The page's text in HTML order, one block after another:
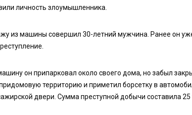
личность злоумышленника.
из машины совершил 30-летний мужчина. Ранее он
он припарковал около своего дома, но забыл
территорию и приметил борсетку в
двери. Сумма преступной добычи составила 25